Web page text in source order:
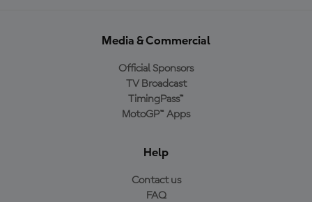
Media & Commercial
Official Sponsors
TV Broadcast
TimingPass™
MotoGP™ Apps
Help
Contact us
FAQ